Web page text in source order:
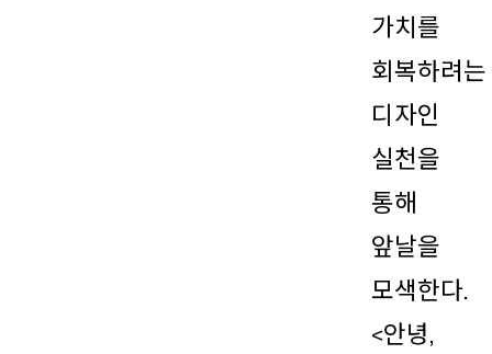
가치를
회복하려는
디자인
실천을
통해
앞날을
모색한다.
<안녕,